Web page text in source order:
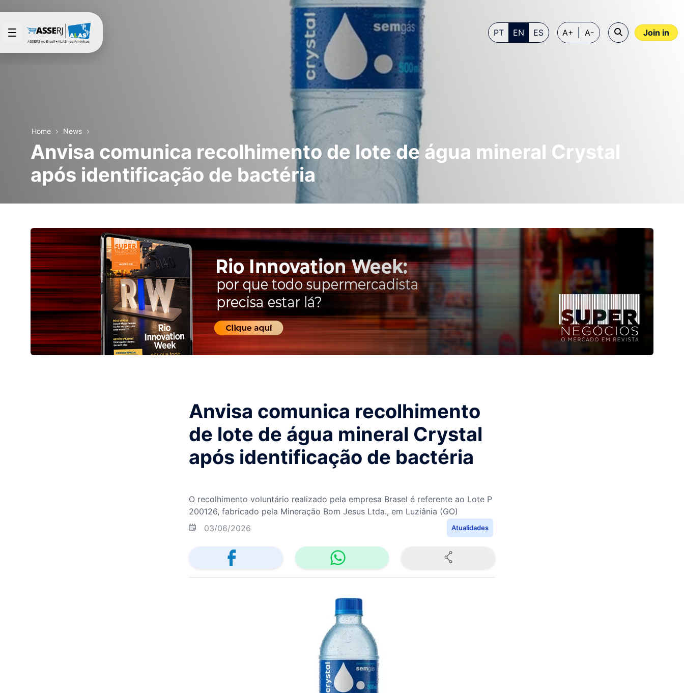
Skip to Main Content
Join in
PT EN ES A+ A-
Home News
Anvisa comunica recolhimento de lote de água mineral Crystal
após identificação de bactéria
Anvisa comunica recolhimento
de lote de água mineral Crystal
após identificação de bactéria
O recolhimento voluntário realizado pela empresa Brasel é referente ao Lote P
200126, fabricado pela Mineração Bom Jesus Ltda., em Luziânia (GO)
03/06/2026
Atualidades